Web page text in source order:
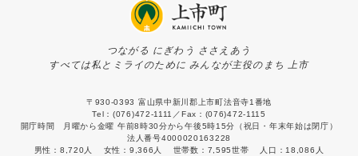
つながる にぎわう ささえあう
すべては私とミライのために みんなが主役のまち 上市
〒930-0393 富山県中新川郡上市町法音寺1番地
Tel：(076)472-1111／Fax：(076)472-1115
開庁時間 月曜から金曜 午前8時30分から午後5時15分（祝日・年末年始は閉庁）
法人番号4000020163228
男性： 8,720人 女性： 9,366人 世帯数： 7,595世帯 人口： 18,086人